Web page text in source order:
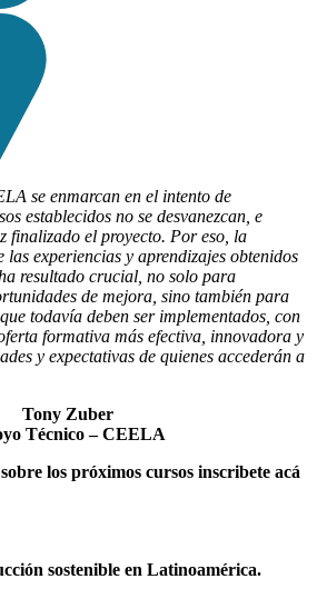
se enmarcan en el intento de
establecidos no se desvanezcan, e
finalizado el proyecto. Por eso, la
las experiencias y aprendizajes obtenidos
resultado crucial, no solo para
de mejora, sino también para
todavía deben ser implementados, con
formativa más efectiva, innovadora y
y expectativas de quienes accederán a
Tony Zuber
Técnico – CEELA
los próximos cursos inscribete acá
sostenible en Latinoamérica.